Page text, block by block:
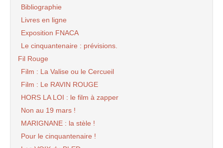
Bibliographie
Livres en ligne
Exposition FNACA
Le cinquantenaire : prévisions.
Fil Rouge
Film : La Valise ou le Cercueil
Film : Le RAVIN ROUGE
HORS LA LOI : le film à zapper
Non au 19 mars !
MARIGNANE : la stèle !
Pour le cinquantenaire !